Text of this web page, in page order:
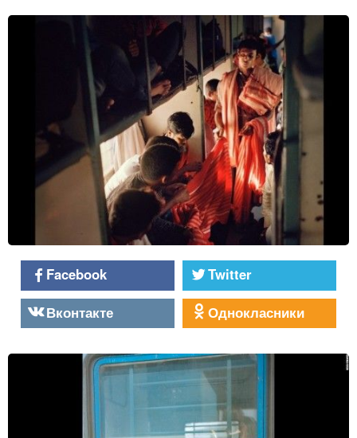
Facebook
Twitter
Вконтакте
Однокласники